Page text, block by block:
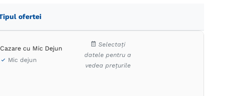
ofertei
Cazare cu Mic Dejun
Mic dejun
Selectați
datele pentru a
vedea prețurile